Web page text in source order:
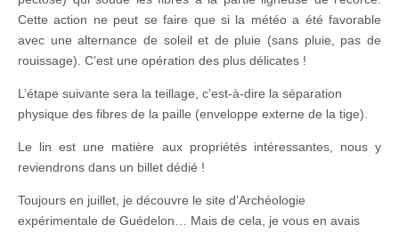
Cette action ne peut se faire que si la météo a été favorable
avec une alternance de soleil et de pluie (sans pluie, pas de
rouissage). C’est une opération des plus délicates !
L’étape suivante sera la teillage, c’est-à-dire la séparation
physique des fibres de la paille (enveloppe externe de la tige).
Le lin est une matière aux propriétés intéressantes, nous y
reviendrons dans un billet dédié !
Toujours en juillet, je découvre le site d’Archéologie
expérimentale de Guédelon… Mais de cela, je vous en avais